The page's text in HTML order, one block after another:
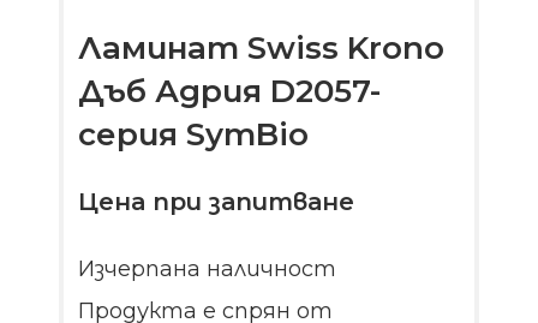
Ламинат Swiss Krono
Дъб Адрия D2057-
серия SymBio
Цена при запитване
Изчерпана наличност
Продукта е спрян от